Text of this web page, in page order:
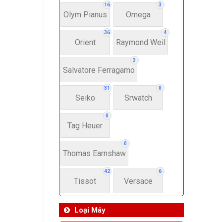
16
Olym Pianus
3
Omega
36
Orient
4
Raymond Weil
3
Salvatore Ferragamo
31
Seiko
0
Srwatch
0
Tag Heuer
0
Thomas Earnshaw
42
Tissot
6
Versace
Loại Máy